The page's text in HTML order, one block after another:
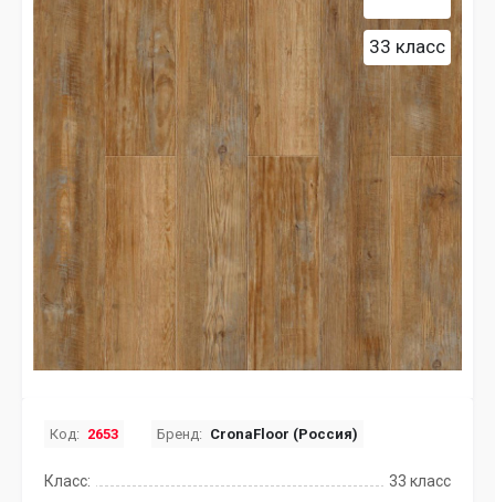
33 класс
Код: 2653 Бренд: CronaFloor (Россия)
Класс:
33 класс